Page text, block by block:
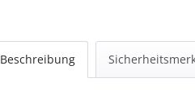
Beschreibung